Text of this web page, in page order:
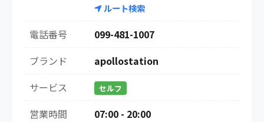
ルート検索
電話番号
099-481-1007
ブランド
apollostation
サービス
セルフ
営業時間
07:00 - 20:00